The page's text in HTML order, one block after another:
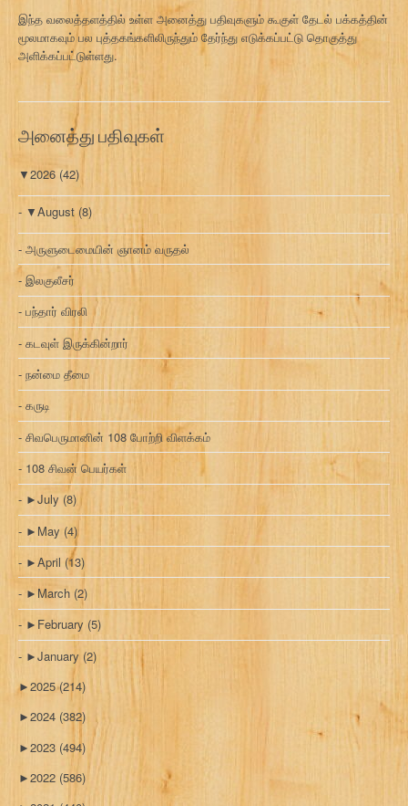
இந்த வலைத்தளத்தில் உள்ள அனைத்து பதிவுகளும் கூகுள் தேடல் பக்கத்தின்
மூலமாகவும் பல புத்தகங்களிலிருந்தும் தேர்ந்து எடுக்கப்பட்டு தொகுத்து
அளிக்கப்பட்டுள்ளது.
அனைத்து பதிவுகள்
▼2026 (42)
▼August (8)
அருளுடைமையின் ஞானம் வருதல்
இலகுலீசர்
பந்தார் விரலி
கடவுள் இருக்கின்றார்
நன்மை தீமை
கருடி
சிவபெருமானின் 108 போற்றி விளக்கம்
108 சிவன் பெயர்கள்
►July (8)
► May (4)
►April (13)
►March (2)
► February (5)
►January (2)
►2025(214)
►2024 (382)
►2023 (494)
►2022 (586)